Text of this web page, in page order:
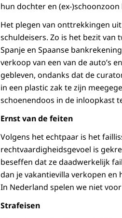
hun dochter en (ex-
Het plegen van onttrekkingen
schuldeisers. Zo is het bezit van
Spanje en Spaanse
verkoop van een van de auto’s
gebleven, ondanks dat de
in een plastic zak te zijn
schoenendoos in de inloopkast
Ernst van de feiten
Volgens het echtpaar is het
rechtvaardigheidsgevoel is
beseffen dat ze daadwerkelijk
dan je vakantievilla verkopen en
In Nederland spelen we niet
Strafeisen